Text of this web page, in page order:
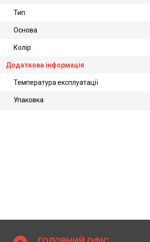
Тип
Основа
Колір
Додаткова інформація
Температура експлуатації
Упаковка